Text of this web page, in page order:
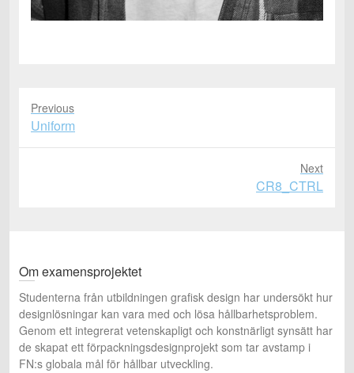
Previous
Previous
post:
Uniform
Next
CR8_CTRL
Om examensprojektet
Studenterna från utbildningen grafisk design har undersökt hur
designlösningar kan vara med och lösa hållbarhetsproblem.
Genom ett integrerat vetenskapligt och konstnärligt synsätt har
de skapat ett förpackningsdesignprojekt som tar avstamp i
FN:s globala mål för hållbar utveckling.